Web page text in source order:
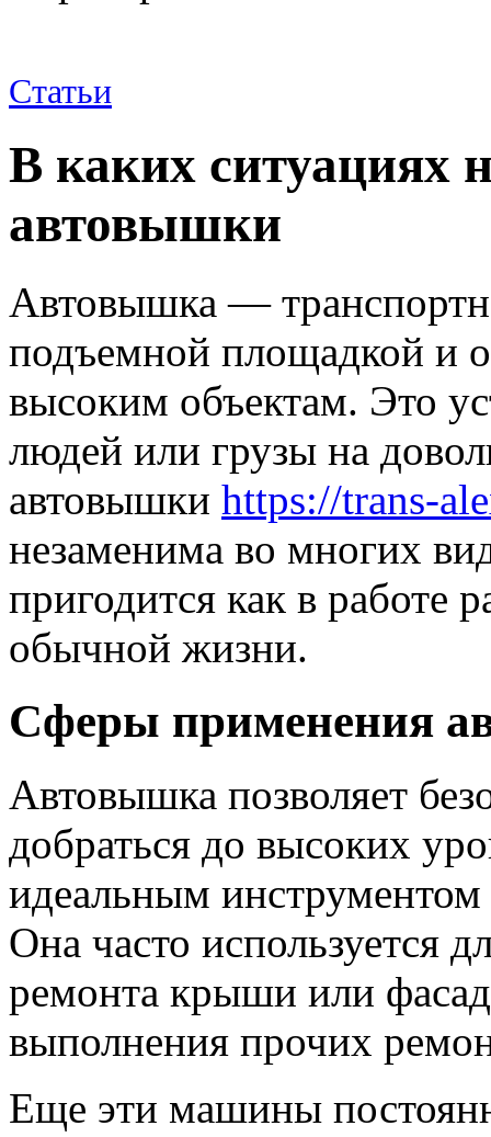
Статьи
В каких ситуациях
автовышки
Автовышка —
подъемной площадкой и
высоким объектам. Это
людей или грузы на
автовышки https://trans-
незаменима во многих
пригодится как в работе
обычной жизни.
Сферы применения
Автовышка позволяет
добраться до высоких
идеальным инструментом
Она часто используется
ремонта крыши или
выполнения прочих
Еще эти машины